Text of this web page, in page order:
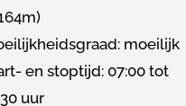
moeilijk
en stoptijd: 07:00 tot
uur